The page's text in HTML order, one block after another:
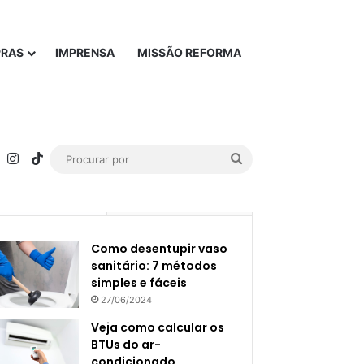
IMPRENSA MISSÃO REFORMA
Instagram
TikTok
Como desentupir vaso
sanitário: 7 métodos
simples e fáceis
27/06/2024
Veja como calcular os
BTUs do ar-